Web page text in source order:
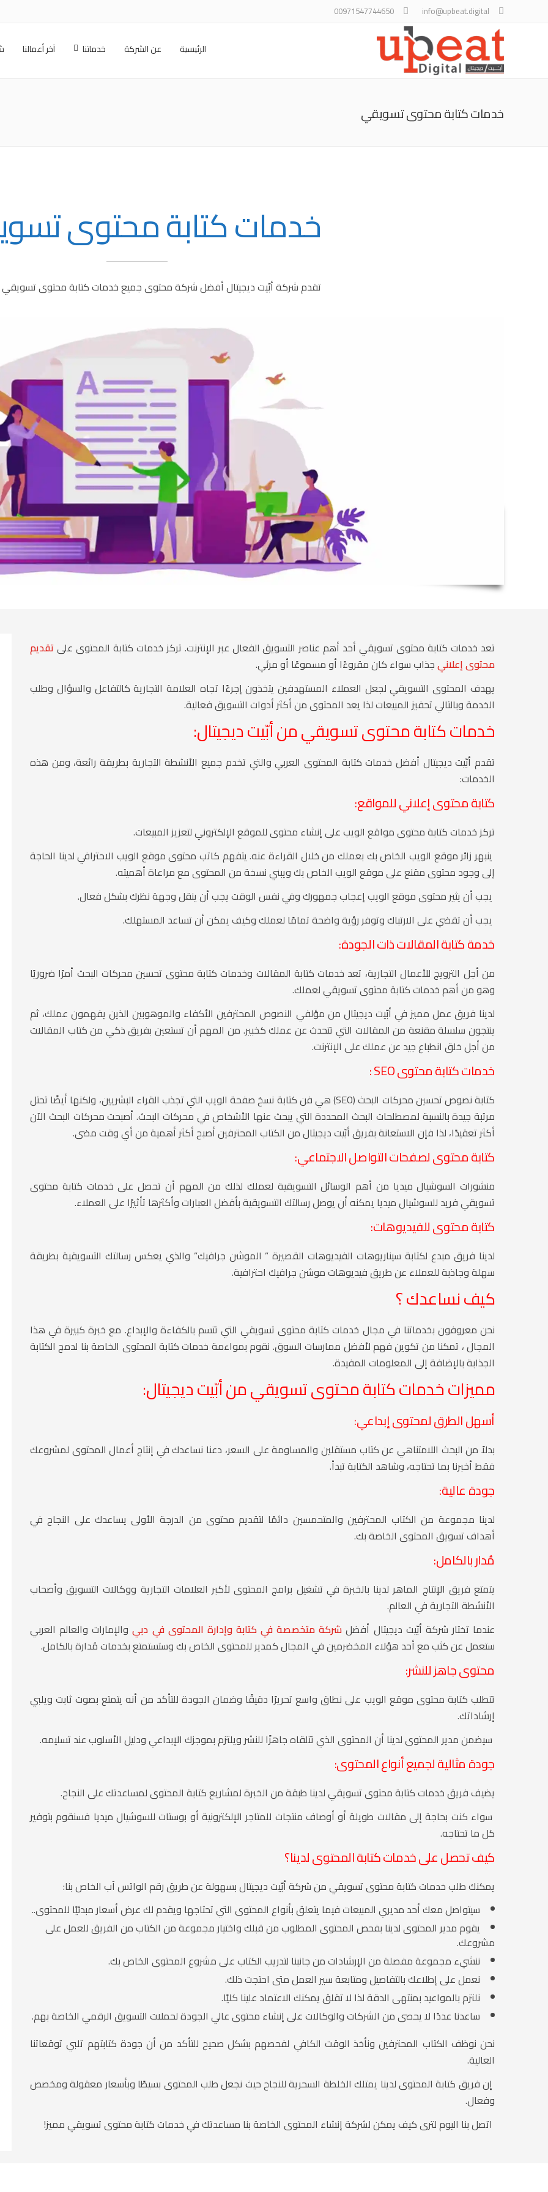
info@upbeat.digital
00971547744650
الرئيسية عن الشركة خدماتنا آخر أعمالنا
خدمات كتابة محتوى تسويقي
خدمات كتابة محتوى
تقدم شركة أبّيت ديجيتال أفضل شركة محتوى جميع خدمات كتابة محتوى تسويقي
تعد خدمات كتابة محتوى تسويقي أحد أهم عناصر التسويق الفعال عبر الإنترنت. تركز خدمات كتابة المحتوى علىتقديم
محتوى إعلانيجذاب سواء كان مقروءًا أو مسموعًا أو مرئي.
يهدف المحتوى التسويقي لجعل العملاء المستهدفين يتخذون إجرءًا تجاه العلامة التجارية كالتفاعل والسؤال وطلب
الخدمة وبالتالي تحفيز المبيعات لذا يعد المحتوى من أكثر أدوات التسويق فعالية.
خدمات كتابة محتوى تسويقي من أبّيت ديجيتال:
تقدم أبّيت ديجيتال أفضل خدمات كتابة المحتوى العربي والتي تخدم جميع الأنشطة التجارية بطريقة رائعة، ومن هذه
الخدمات:
كتابة محتوى إعلاني للمواقع:
تركز خدمات كتابة محتوى مواقع الويب على إنشاء محتوى للموقع الإلكتروني لتعزيز المبيعات.
ينبهر زائر موقع الويب الخاص بك بعملك من خلال القراءة عنه. يتفهم كاتب محتوى موقع الويب الاحترافي لدينا الحاجة
إلى وجود محتوى مقنع على موقع الويب الخاص بك ويبني نسخة من المحتوى مع مراعاة أهميته.
يجب أن يثير محتوى موقع الويب إعجاب جمهورك وفي نفس الوقت يجب أن ينقل وجهة نظرك بشكل فعال.
يجب أن تقضي على الارتباك وتوفر رؤية واضحة تمامًا لعملك وكيف يمكن أن تساعد المستهلك.
خدمة كتابة المقالات ذات الجودة:
من أجل الترويج للأعمال التجارية، تعد خدمات كتابة المقالات وخدمات كتابة محتوى تحسين محركات البحث أمرًا ضروريًا
وهو من أهم خدمات كتابة محتوى تسويقي لعملك.
لدينا فريق عمل مميز في أبّيت ديجيتال من مؤلفي النصوص المحترفين الأكفاء والموهوبين الذين يفهمون عملك، ثم
ينتجون سلسلة مقنعة من المقالات التي تتحدث عن عملك كخبير. من المهم أن تستعين بفريق ذكي من كتاب المقالات
من أجل خلق انطباع جيد عن عملك على الإنترنت.
خدمات كتابة محتوى SEO :
كتابة نصوص تحسين محركات البحث (SEO) هي فن كتابة نسخ صفحة الويب التي تجذب القراء البشريين، ولكنها أيضًا تحتل
مرتبة جيدة بالنسبة لمصطلحات البحث المحددة التي يبحث عنها الأشخاص في محركات البحث. أصبحت محركات البحث الآن
أكثر تعقيدًا، لذا فإن الاستعانة بفريق أبّيت ديجيتال من الكتاب المحترفين أصبح أكثر أهمية من أي وقت مضى.
كتابة محتوى لصفحات التواصل الاجتماعي:
منشورات السوشيال ميديا من أهم الوسائل التسويقية لعملك لذلك من المهم أن تحصل على خدمات كتابة محتوى
تسويقي فريد للسوشيال ميديا يمكنه أن يوصل رسالتك التسويقية بأفضل العبارات وأكثرها تأثيرًا على العملاء.
كتابة محتوى للفيديوهات:
لدينا فريق مبدع لكتابة سيناريوهات الفيديوهات القصيرة ” الموشن جرافيك” والذي يعكس رسالتك التسويقية بطريقة
سهلة وجاذبة للعملاء عن طريق فيديوهات موشن جرافيك احترافية.
كيف نساعدك ؟
نحن معروفون بخدماتنا في مجال خدمات كتابة محتوى تسويقي التي تتسم بالكفاءة والإبداع. مع خبرة كبيرة في هذا
المجال ، تمكنا من تكوين فهم لأفضل ممارسات السوق. نقوم بمواءمة خدمات كتابة المحتوى الخاصة بنا لدمج الكتابة
الجذابة بالإضافة إلى المعلومات المفيدة.
مميزات خدمات كتابة محتوى تسويقي من أبّيت ديجيتال:
أسهل الطرق لمحتوى إبداعي:
بدلاً من البحث اللامتناهي عن كتاب مستقلين والمساومة على السعر، دعنا نساعدك في إنتاج أعمال المحتوى لمشروعك
فقط أخبرنا بما تحتاجه، وشاهد الكتابة تبدأ.
جودة عالية:
لدينا مجموعة من الكتاب المحترفين والمتحمسين دائمًا لتقديم محتوى من الدرجة الأولى يساعدك على النجاح في
أهداف تسويق المحتوى الخاصة بك.
مُدار بالكامل:
يتمتع فريق الإنتاج الماهر لدينا بالخبرة في تشغيل برامج المحتوى لأكبر العلامات التجارية ووكالات التسويق وأصحاب
الأنشطة التجارية في العالم.
عندما تختار شركة أبّيت ديجيتال أفضل شركة متخصصة في كتابة وإدارة المحتوى في دبيوالإمارات والعالم العربي
ستعمل عن كثب مع أحد هؤلاء المخضرمين في المجال كمدير للمحتوى الخاص بك وستستمتع بخدمات مُدارة بالكامل.
محتوى جاهز للنشر:
تتطلب كتابة محتوى موقع الويب على نطاق واسع تحريرًا دقيقًا وضمان الجودة للتأكد من أنه يتمتع بصوت ثابت ويلبي
إرشاداتك.
سيضمن مدير المحتوى لدينا أن المحتوى الذي تتلقاه جاهزًا للنشر ويلتزم بموجزك الإبداعي ودليل الأسلوب عند تسليمه.
جودة مثالية لجميع أنواع المحتوى:
يضيف فريق خدمات كتابة محتوى تسويقي لدينا طبقة من الخبرة لمشاريع كتابة المحتوى لمساعدتك على النجاح.
سواء كنت بحاجة إلى مقالات طويلة أو أوصاف منتجات للمتاجر الإلكترونية أو بوستات للسوشيال ميديا فسنقوم بتوفير
كل ما تحتاجه.
كيف تحصل على خدمات كتابة المحتوى لدينا؟
يمكنك طلب خدمات كتابة محتوى تسويقي من شركة أبّيت ديجيتال بسهولة عن طريق رقم الواتس آب الخاص بنا:
سيتواصل معك أحد مديري المبيعات فيما يتعلق بأنواع المحتوى التي تحتاجها ويقدم لك عرض أسعار مبدئيًا للمحتوى..
يقوم مدير المحتوى لدينا بفحص المحتوى المطلوب من قبلك واختيار مجموعة من الكتاب من الفريق للعمل على
مشروعك.
ننشيء مجموعة مفصلة من الإرشادات من جانبنا لتدريب الكتاب على مشروع المحتوى الخاص بك.
نعمل على إطلاعك بالتفاصيل ومتابعة سير العمل متى احتجت ذلك.
نلتزم بالمواعيد بمنتهى الدقة لذا لا تقلق يمكنك الاعتماد علينا كليًا.
ساعدنا عددًا لا يحصى من الشركات والوكالات على إنشاء محتوى عالي الجودة لحملات التسويق الرقمي الخاصة بهم.
نحن نوظف الكتاب المحترفين ونأخذ الوقت الكافي لفحصهم بشكل صحيح للتأكد من أن جودة كتابتهم تلبي توقعاتنا
العالية.
إن فريق كتابة المحتوى لدينا يمتلك الخلطة السحرية للنجاح حيث نجعل طلب المحتوى بسيطًا وبأسعار معقولة ومخصص
وفعال.
اتصل بنا اليوم لترى كيف يمكن لشركة إنشاء المحتوى الخاصة بنا مساعدتك في خدمات كتابة محتوى تسويقي مميز!